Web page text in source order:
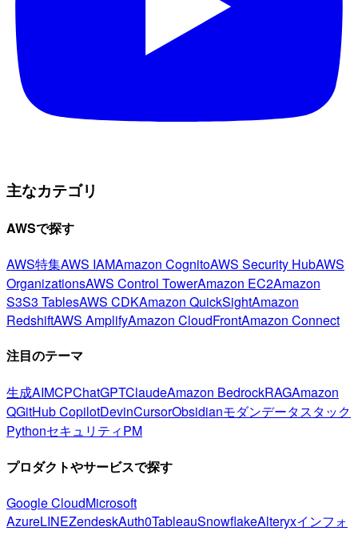
主なカテゴリ
AWSで探す
AWS特集AWS IAMAmazon CognitoAWS Security HubAWS
OrganizationsAWS Control TowerAmazon EC2Amazon
S3S3 TablesAWS CDKAmazon QuickSightAmazon
RedshiftAWS AmplifyAmazon CloudFrontAmazon Connect
注目のテーマ
生成AIMCPChatGPTClaudeAmazon BedrockRAGAmazon
QGitHub CopilotDevinCursorObsidianモダンデータスタック
PythonセキュリティPM
プロダクトやサービスで探す
Google CloudMicrosoft
AzureLINEZendeskAuth0TableauSnowflakeAlteryxインフォ